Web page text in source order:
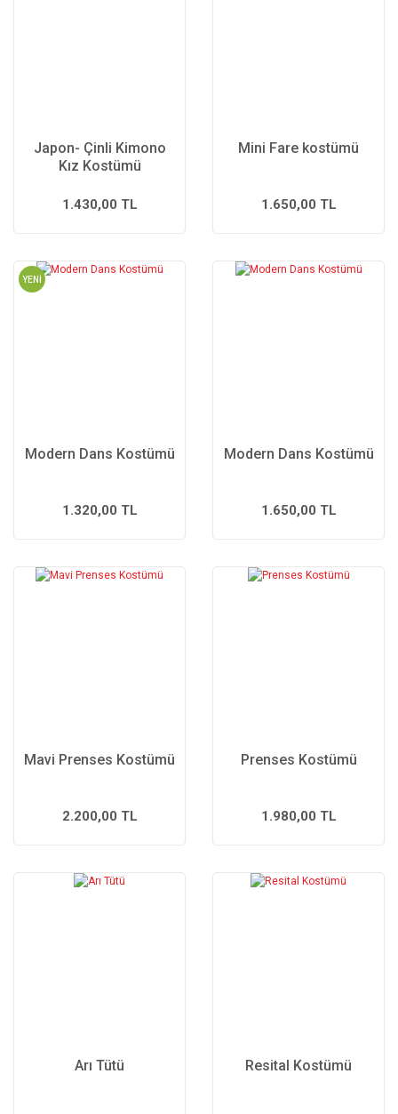
Japon- Çinli Kimono
Kız Kostümü
1.430,00 TL
Mini Fare kostümü
1.650,00 TL
YENİ
Modern Dans Kostümü
1.320,00 TL
Modern Dans Kostümü
1.650,00 TL
Mavi Prenses Kostümü
2.200,00 TL
Prenses Kostümü
1.980,00 TL
Arı Tütü Resital Kostümü